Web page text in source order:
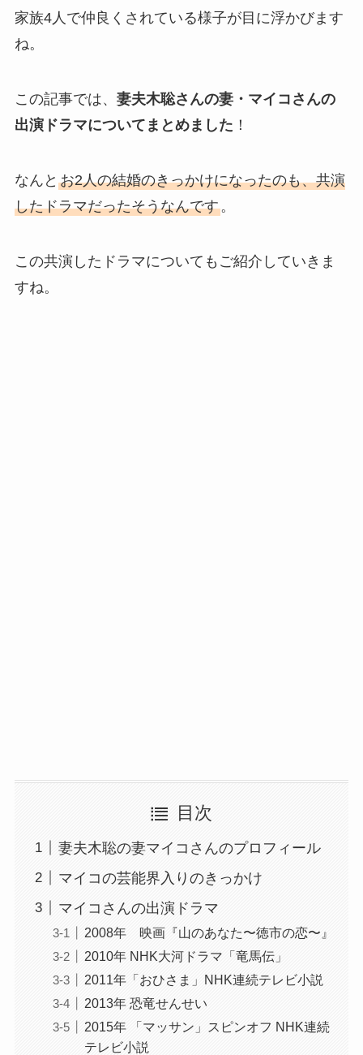
家族4人で仲良くされている様子が目に浮かびます
ね。
この記事では、 妻夫木聡さんの妻・マイコさんの
出演ドラマについてまとめました ！
なんと お2人の結婚のきっかけになったのも、共演
したドラマだったそうなんです。
この共演したドラマについてもご紹介していきま
すね。
目次
妻夫木聡の妻マイコさんのプロフィール
マイコの芸能界入りのきっかけ
マイコさんの出演ドラマ
2008年 映画『山のあなた〜徳市の恋〜』
2010年 NHK大河ドラマ「竜馬伝」
2011年「おひさま」NHK連続テレビ小説
2013年 恐竜せんせい
2015年 「マッサン」スピンオフ NHK連続
テレビ小説